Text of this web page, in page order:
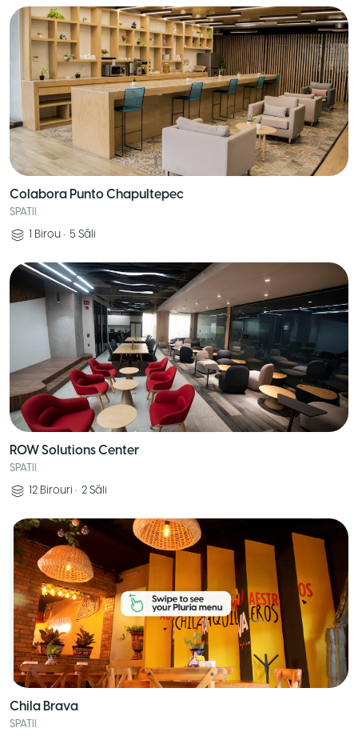
Colabora Punto Chapultepec
SPATII
1 Birou • 5 Săli
ROW Solutions Center
SPATII
12 Birouri • 2 Săli
Chila Brava
SPATII